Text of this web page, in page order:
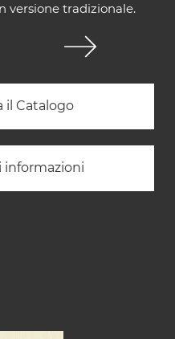
versione tradizionale.
il Catalogo
informazioni